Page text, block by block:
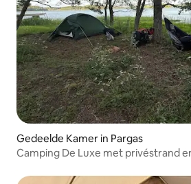
Gedeelde Kamer in Pargas
Camping De Luxe met privéstrand